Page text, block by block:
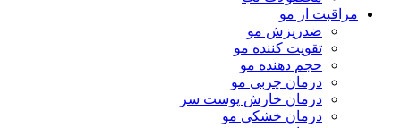
مراقبت از مو
ضدریزش مو
تقویت کننده مو
حجم دهنده مو
درمان چربی مو
درمان خارش پوست سر
درمان خشکی مو